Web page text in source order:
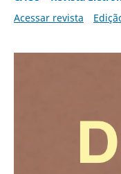
Acessar revista